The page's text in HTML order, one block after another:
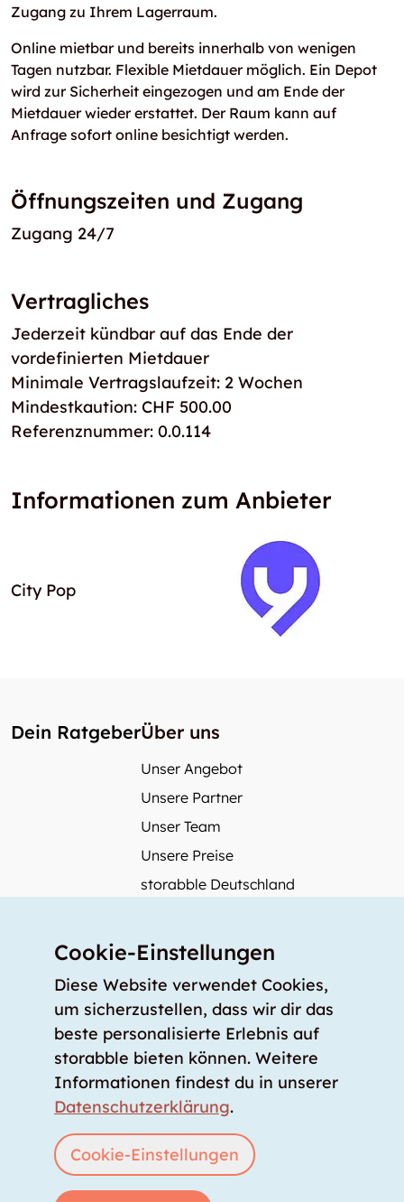
Zugang zu Ihrem Lagerraum.
Online mietbar und bereits innerhalb von wenigen
Tagen nutzbar. Flexible Mietdauer möglich. Ein Depot
wird zur Sicherheit eingezogen und am Ende der
Mietdauer wieder erstattet. Der Raum kann auf
Anfrage sofort online besichtigt werden.
Öffnungszeiten und Zugang
Zugang 24/7
Vertragliches
Jederzeit kündbar auf das Ende der
vordefinierten Mietdauer
Minimale Vertragslaufzeit: 2 Wochen
Mindestkaution: CHF 500.00
Referenznummer: 0.0.114
Informationen zum Anbieter
City Pop
Dein RatgeberÜber uns
Unser Angebot
Unsere Partner
Unser Team
Unsere Preise
storabble Deutschland
Mehr über storabble
Medienbeiträge
Wie gross muss ein Lagerraum sein?
Was kostet ein Lagerraum?
Für Lageranbieter
Anmelden Lagerraum inserieren
Cookie-Einstellungen
Diese Website verwendet Cookies,
um sicherzustellen, dass wir dir das
beste personalisierte Erlebnis auf
storabble bieten können. Weitere
Informationen findest du in unserer
Datenschutzerklärung.
Cookie-Einstellungen